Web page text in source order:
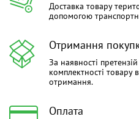
Доставка товару
допомогою
Отримання
За наявності
комплектності товару
отримання.
Оплата